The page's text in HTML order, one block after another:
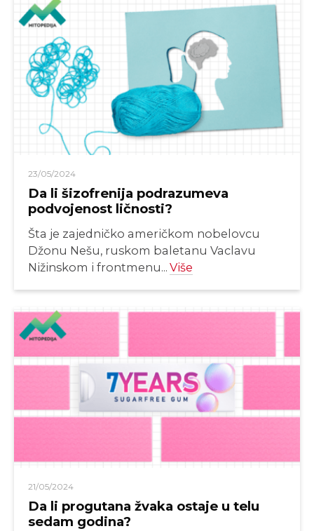
23/05/2024
Da li šizofrenija podrazumeva
podvojenost ličnosti?
Šta je zajedničko američkom nobelovcu
Džonu Nešu, ruskom baletanu Vaclavu
Nižinskom i frontmenu... Više
21/05/2024
Da li progutana žvaka ostaje u telu
sedam godina?